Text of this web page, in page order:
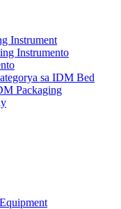
Instrument
Instrumento
sa IDM Bed
Packaging